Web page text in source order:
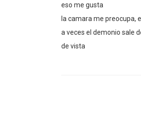
eso me gusta
la camara me preocupa,
a veces el demonio sale
de vista